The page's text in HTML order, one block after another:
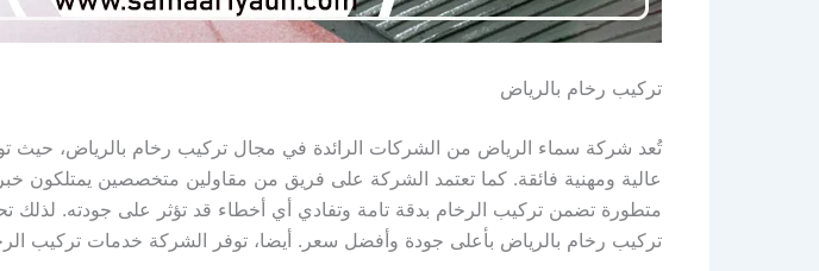
تركيب رخام بالرياض
تُعد شركة سماء الرياض من الشركات الرائدة في مجال تركيب رخام بالرياض، حيث
عالية ومهنية فائقة. كما تعتمد الشركة على فريق من مقاولين متخصصين يمتلكون
متطورة تضمن تركيب الرخام بدقة تامة وتفادي أي أخطاء قد تؤثر على جودته. لذلك
تركيب رخام بالرياض بأعلى جودة وأفضل سعر. أيضا، توفر الشركة خدمات تركيب